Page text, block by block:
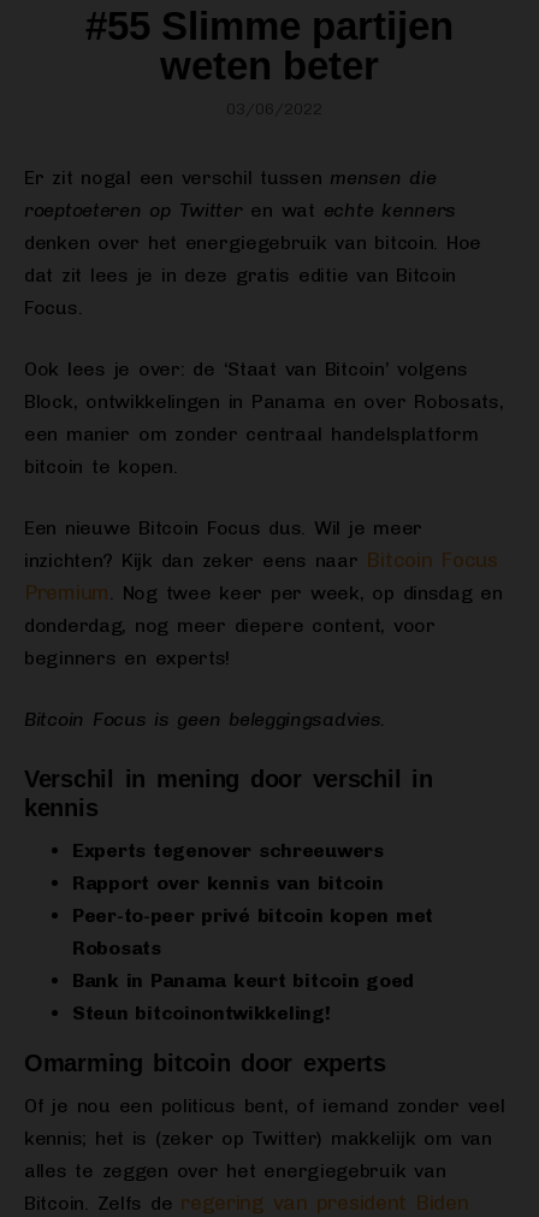
#55 Slimme partijen
weten beter
03/06/2022
Er zit nogal een verschil tussen mensen die
roeptoeteren op Twitteren wat echte kenners
denken over het energiegebruik van bitcoin. Hoe
dat zit lees je in deze gratis editie van Bitcoin
Focus.
Ook lees je over: de ‘Staat van Bitcoin’ volgens
Block, ontwikkelingen in Panama en over Robosats,
een manier om zonder centraal handelsplatform
bitcoin te kopen.
Een nieuwe Bitcoin Focus dus. Wil je meer
inzichten? Kijk dan zeker eens naar Bitcoin Focus
Premium. Nog twee keer per week, op dinsdag en
donderdag, nog meer diepere content, voor
beginners en experts!
Bitcoin Focus is geen beleggingsadvies.
Verschil in mening door verschil in
kennis
Experts tegenover schreeuwers
Rapport over kennis van bitcoin
Peer-to-peer privé bitcoin kopen met
Robosats
Bank in Panama keurt bitcoin goed
Steun bitcoinontwikkeling!
Omarming bitcoin door experts
Of je nou een politicus bent, of iemand zonder veel
kennis; het is (zeker op Twitter) makkelijk om van
alles te zeggen over het energiegebruik van
Bitcoin. Zelfs de regering van president Biden